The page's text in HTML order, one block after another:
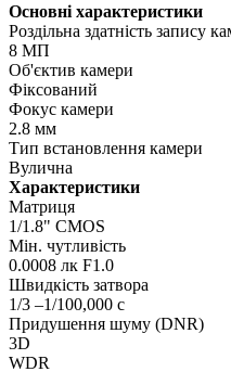
Основні характеристики
Роздільна здатність запису
8 МП
Об'єктив камери
Фіксований
Фокус камери
2.8 мм
Тип встановлення камери
Вулична
Характеристики
Матриця
1/1.8" CMOS
Мін. чутливість
0.0008 лк F1.0
Швидкість затвора
1/3 –1/100,000 с
Придушення шуму (DNR)
3D
WDR